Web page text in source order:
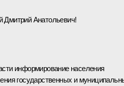
Дмитрий Анатольевич!
информирование населения
государственных и